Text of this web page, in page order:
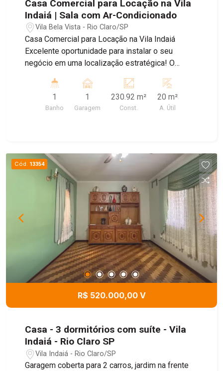
Casa Comercial para Locação na Vila
Indaiá | Sala com Ar-Condicionado
Vila Bela Vista - Rio Claro/SP
Casa Comercial para Locação na Vila Indaiá
Excelente oportunidade para instalar o seu
negócio em uma localização estratégica! O
condicionado, proporcionando um ambiente
confortável para atendimento e trabalho. Dispõe
ainda de cozinha, banheiro e área de serviço,
visita e conheça este excelente imóvel!
1
Banho
1
Garagem
230.92 m²
Const.
20 m²
A. Útil
Cód. 13354
R$ 520.000,00 V
Casa - 3 dormitórios com suíte - Vila
Indaiá - Rio Claro SP
Vila Indaiá - Rio Claro/SP
Garagem coberta para 2 carros, jardim na frente